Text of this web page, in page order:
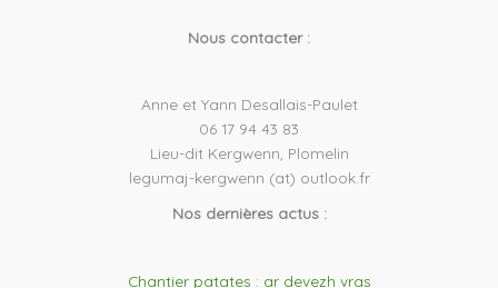
Nous contacter :
Anne et Yann Desallais-Paulet
06 17 94 43 83
Lieu-dit Kergwenn, Plomelin
legumaj-kergwenn (at) outlook.fr
Nos dernières actus :
Chantier patates : ar devezh vras